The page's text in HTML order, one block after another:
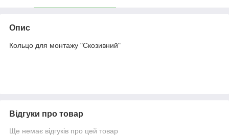
Опис
Кольцо для монтажу "Скозивний"
Відгуки про товар
Ще немає відгуків про цей товар